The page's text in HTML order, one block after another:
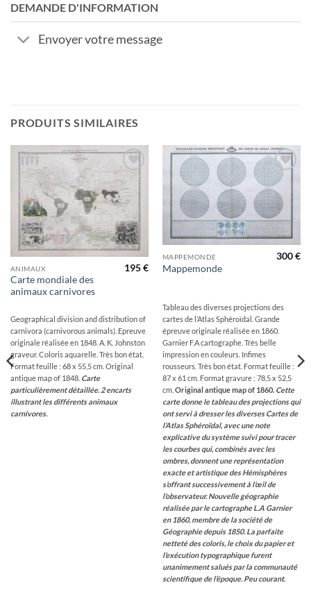
DEMANDE D'INFORMATION
Envoyer votre message
PRODUITS SIMILAIRES
Ajouter
à la
wishlist
ANIMAUX
Carte mondiale des
animaux carnivores
195€
Geographical division and distribution of
carnivora (carnivorous animals). Epreuve
originale réalisée en 1848. A. K. Johnston
graveur. Coloris aquarelle. Très bon état.
Format feuille : 68 x 55,5 cm. Original
antique map of 1848. Carte
particulièrement détaillée. 2 encarts
illustrant les différents animaux
carnivores.
Ajouter
à la
wishlist
MAPPEMONDE
Mappemonde
300€
Tableau des diverses projections des
cartes de l’Atlas Sphéroïdal. Grande
épreuve originale réalisée en 1860.
Garnier F.A cartographe. Très belle
impression en couleurs. Infimes
rousseurs. Très bon état. Format feuille :
87 x 61 cm. Format gravure : 78,5 x 52,5
cm. Original antique map of 1860. Cette
carte donne le tableau des projections qui
ont servi à dresser les diverses Cartes de
l’Atlas Sphéroïdal, avec une note
explicative du système suivi pour tracer
les courbes qui, combinés avec les
ombres, donnent une représentation
exacte et artistique des Hémisphères
s’offrant successivement à l’œil de
l’observateur.Nouvelle géographie
réalisée par le cartographe L.A Garnier
en 1860, membre de la société de
Géographie depuis 1850. La parfaite
netteté des coloris, le choix du papier et
l’exécution typographique furent
unanimement salués par la communauté
scientifique de l’époque. Peu courant.